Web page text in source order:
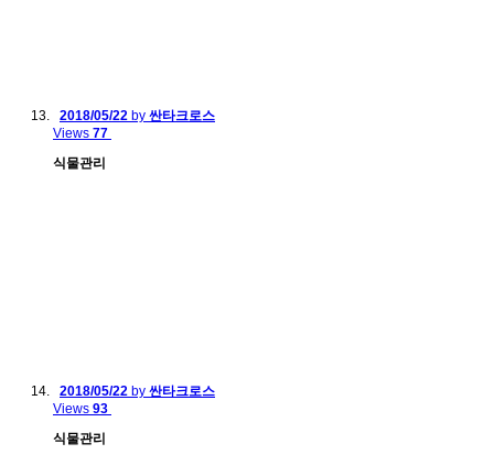
2018/05/22 by 싼타크로스
Views 77
식물관리
2018/05/22 by 싼타크로스
Views 93
식물관리